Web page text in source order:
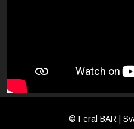
© Feral BAR |